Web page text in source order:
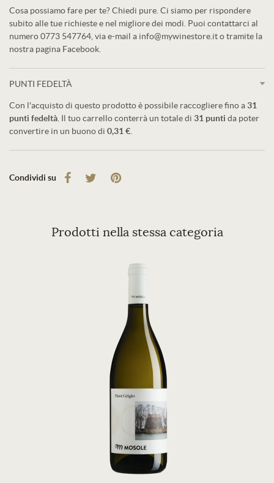
Cosa possiamo fare per te? Chiedi pure. Ci siamo per rispondere
subito alle tue richieste e nel migliore dei modi. Puoi contattarci al
numero 0773 547764, via e-mail a info@mywinestore.it o tramite la
nostra pagina Facebook.
PUNTI FEDELTÀ
Con l'acquisto di questo prodotto è possibile raccogliere fino a31
punti fedeltà . Il tuo carrello conterrà un totale di 31 punti da poter
convertire in un buono di 0,31 €
Condividi su
Prodotti nella stessa categoria